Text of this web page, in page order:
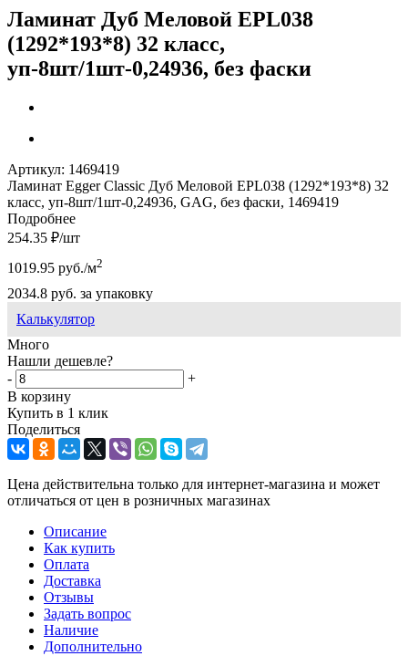
Ламинат Дуб Меловой EPL038
(1292*193*8) 32 класс,
уп-8шт/1шт-0,24936, без фаски
Артикул: 1469419
Ламинат Egger Classic Дуб Меловой EPL038 (1292*193*8) 32
класс, уп-8шт/1шт-0,24936, GAG, без фаски, 1469419
Подробнее
254.35 ₽/шт
1019.95 руб./м2
2034.8 руб. за упаковку
Калькулятор
Много
Нашли дешевле?
-
+
В корзину
Купить в 1 клик
Поделиться
Цена действительна только для интернет-магазина и может
отличаться от цен в розничных магазинах
Описание
Как купить
Оплата
Доставка
Отзывы
Задать вопрос
Наличие
Дополнительно